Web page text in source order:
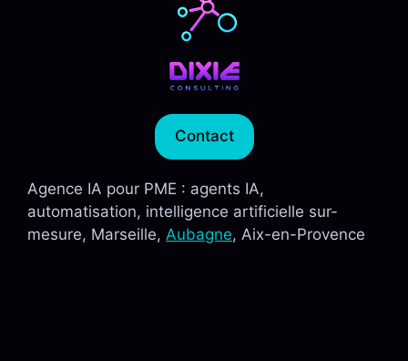
Contact
Agence IA pour PME : agents IA,
automatisation, intelligence artificielle sur-
mesure, Marseille, Aubagne, Aix-en-Provence